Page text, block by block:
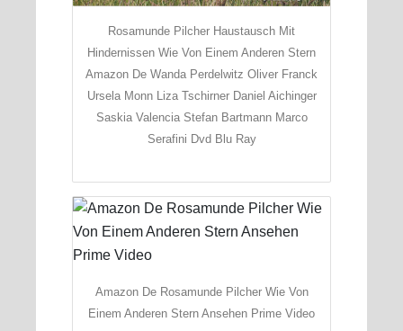
Rosamunde Pilcher Haustausch Mit
Hindernissen Wie Von Einem Anderen Stern
Amazon De Wanda Perdelwitz Oliver Franck
Ursela Monn Liza Tschirner Daniel Aichinger
Saskia Valencia Stefan Bartmann Marco
Serafini Dvd Blu Ray
Amazon De Rosamunde Pilcher Wie Von
Einem Anderen Stern Ansehen Prime Video